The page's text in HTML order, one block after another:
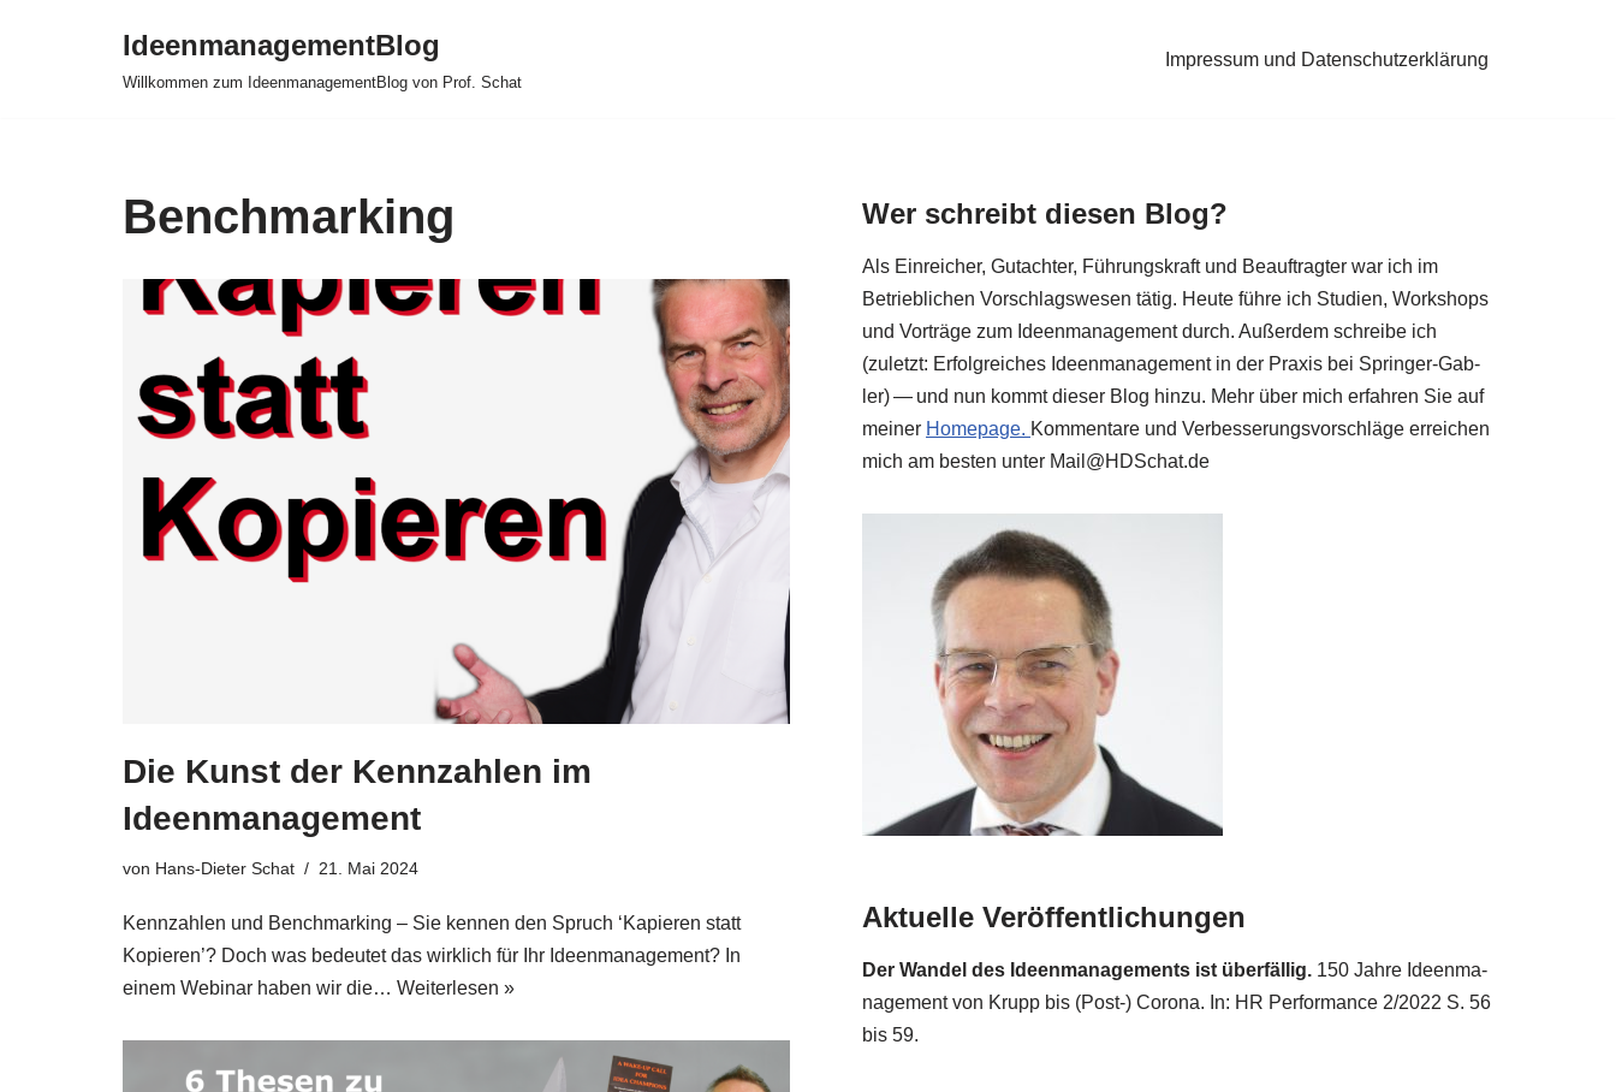
IdeenmanagementBlog
Willkommen zum IdeenmanagementBlog von Prof. Schat
Impressum und Datenschutzerklärung
Benchmarking
Die Kunst der Kennzahlen im
Ideenmanagement
von Hans-Dieter Schat 21. Mai 2024
Kenn­zah­len und Bench­mar­king – Sie ken­nen den Spruch ‘Kapie­ren statt
Kopie­ren’? Doch was bedeu­tet das wirk­lich für Ihr Ideen­ma­nage­ment? In
einem Web­i­nar haben wir die… Wei­ter­le­sen »
Wer schreibt diesen Blog?
Als Ein­rei­cher, Gut­ach­ter, Füh­rungs­kraft und Beauf­trag­ter war ich im
Betrieb­li­chen Vor­schlags­we­sen tätig. Heu­te füh­re ich Stu­di­en, Work­shops
und Vor­trä­ge zum Ideen­ma­nage­ment durch. Außer­dem schrei­be ich
(zuletzt: Erfolg­rei­ches Ideen­ma­nage­ment in der Pra­xis bei Sprin­ger-Gab­
ler) — und nun kommt die­ser Blog hin­zu. Mehr über mich erfah­ren Sie auf
mei­ner Home­page. Kom­men­ta­re und Ver­bes­se­rungs­vor­schlä­ge errei­chen
mich am besten unter Mail@​HDSchat.​de
Aktuelle Veröffentlichungen
Der Wan­del des Ideen­ma­nage­ments ist über­fäl­lig. 150 Jah­re Ideen­ma­
nage­ment von Krupp bis (Post-) Coro­na. In: HR Per­for­mance 2/​2022 S. 56
bis 59.